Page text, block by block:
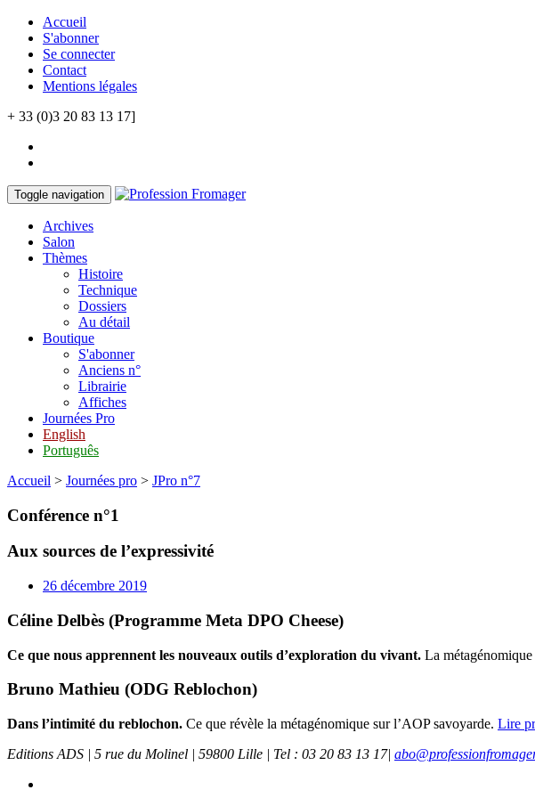
Accueil
S'abonner
Se connecter
Contact
Mentions légales
+ 33 (0)3 20 83 13 17]
Toggle navigation
Archives
Salon
Thèmes
Histoire
Technique
Dossiers
Au détail
Boutique
S'abonner
Anciens n°
Librairie
Affiches
Journées Pro
English
Português
Accueil > Journées pro > JPro n°7
Conférence n°1
Aux sources de l’expressivité
26 décembre 2019
Céline Delbès (Programme Meta DPO Cheese)
Ce que nous apprennent les nouveaux outils d’exploration du vivant. La
Bruno Mathieu (ODG Reblochon)
Dans l’intimité du reblochon. Ce que révèle la métagénomique sur l’AOP savoyarde. Lire
Editions ADS | 5 rue du Molinel | 59800 Lille | Tel : 03 20 83 13 17|